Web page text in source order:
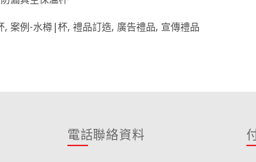
, 案例-水樽|杯, 禮品訂造, 廣告禮品, 宣傳禮品
電話聯絡資料